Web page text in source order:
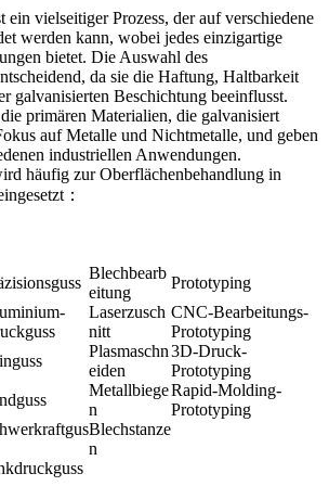
vielseitiger Prozess, der auf verschiedene
werden kann, wobei jedes einzigartige
bietet. Die Auswahl des
da sie die Haftung, Haltbarkeit
galvanisierten Beschichtung beeinflusst.
primären Materialien, die galvanisiert
auf Metalle und Nichtmetalle, und geben
industriellen Anwendungen.
häufig zur Oberflächenbehandlung in
：
Blechbearb
eitung
Prototyping
Laserzusch
nitt
CNC-Bearbeitungs-
Prototyping
Plasmaschn
eiden
3D-Druck-
Prototyping
Metallbiege
n
Rapid-Molding-
Prototyping
Blechstanze
n